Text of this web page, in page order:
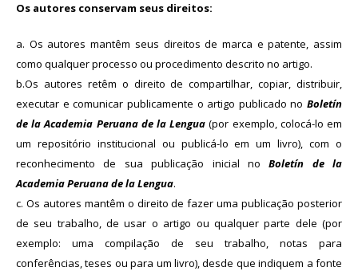
Os autores conservam seus direitos:
a. Os autores mantêm seus direitos de marca e patente, assim
como qualquer processo ou procedimento descrito no artigo.
b.Os autores retêm o direito de compartilhar, copiar, distribuir,
executar e comunicar publicamente o artigo publicado no Boletín
de la Academia Peruana de la Lengua (por exemplo, colocá-lo em
um repositório institucional ou publicá-lo em um livro), com o
reconhecimento de sua publicação inicial noBoletín de la
Academia Peruana de la Lengua.
c. Os autores mantêm o direito de fazer uma publicação posterior
de seu trabalho, de usar o artigo ou qualquer parte dele (por
exemplo: uma compilação de seu trabalho, notas para
conferências, teses ou para um livro), desde que indiquem a fonte